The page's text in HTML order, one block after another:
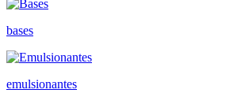
bases
emulsionantes